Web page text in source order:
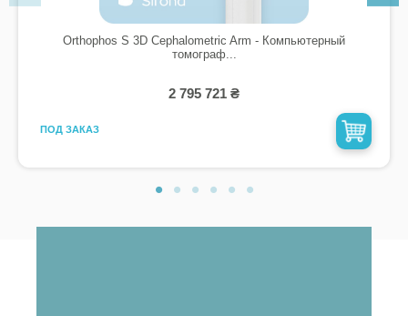
Orthophos S 3D Cephalometric Arm - Компьютерный
томограф...
2 795 721 ₴
ПОД ЗАКАЗ